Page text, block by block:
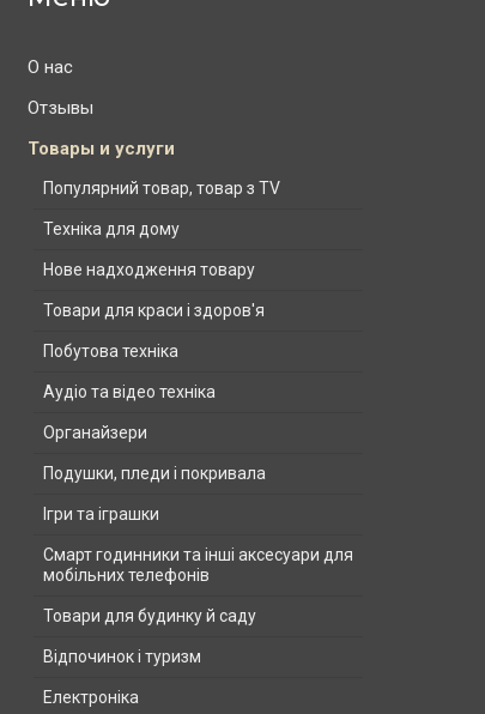
О нас
Отзывы
Товары и услуги
Популярний товар, товар з TV
Техніка для дому
Нове надходження товару
Товари для краси і здоров'я
Побутова техніка
Аудіо та відео техніка
Органайзери
Подушки, пледи і покривала
Ігри та іграшки
Смарт годинники та інші аксесуари для
мобільних телефонів
Товари для будинку й саду
Відпочинок і туризм
Електроніка